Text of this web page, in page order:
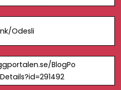
Odesli
BlogPo